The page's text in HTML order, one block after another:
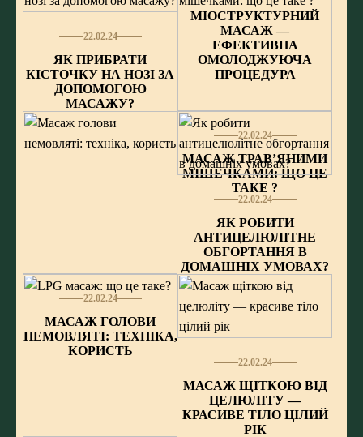
МІОСТРУКТУРНИЙ
МАСАЖ —
ЕФЕКТИВНА
ОМОЛОДЖУЮЧА
ПРОЦЕДУРА
22.02.24
ЯК ПРИБРАТИ
КІСТОЧКУ НА НОЗІ ЗА
ДОПОМОГОЮ
МАСАЖУ?
22.02.24
МАСАЖ ТРАВ’ЯНИМИ
МІШЕЧКАМИ: ЩО ЦЕ
ТАКЕ ?
22.02.24
МАСАЖ ГОЛОВИ
НЕМОВЛЯТІ: ТЕХНІКА,
КОРИСТЬ
22.02.24
ЯК РОБИТИ
АНТИЦЕЛЮЛІТНЕ
ОБГОРТАННЯ В
ДОМАШНІХ УМОВАХ?
22.02.24
МАСАЖ ЩІТКОЮ ВІД
ЦЕЛЮЛІТУ —
КРАСИВЕ ТІЛО ЦІЛИЙ
РІК